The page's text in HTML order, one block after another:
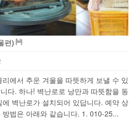
편)
에서 추운 겨울을 따뜻하게 보낼 수 있
다. 하나! 벽난로로 낭만과 따뜻함을 동
벽난로가 설치되어 있답니다. 예약 상
법은 아래와 같습니다. 1. 010-25...